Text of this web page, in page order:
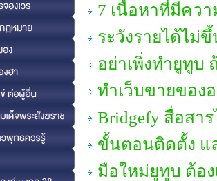
7 เนื้อหาที่มีควา
ระวังรายได้ไม่
อย่าเพิ่งทำยูทูบ
ทำเว็บขายของ
Bridgefy สื่อสา
ขั้นตอนติดตั้ง แ
มือใหม่ยูทูบ ต้อง